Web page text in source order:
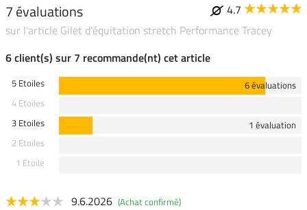
7 évaluations
4.7
sur l'article Gilet d'équitation stretch Performance Tracey
6 client(s) sur 7 recommande(nt) cet article
5 Etoiles
6 évaluations
4 Etoiles
3 Etoiles
1 évaluation
2 Etoiles
1 Etoile
9.6.2026 (Achat confirmé)